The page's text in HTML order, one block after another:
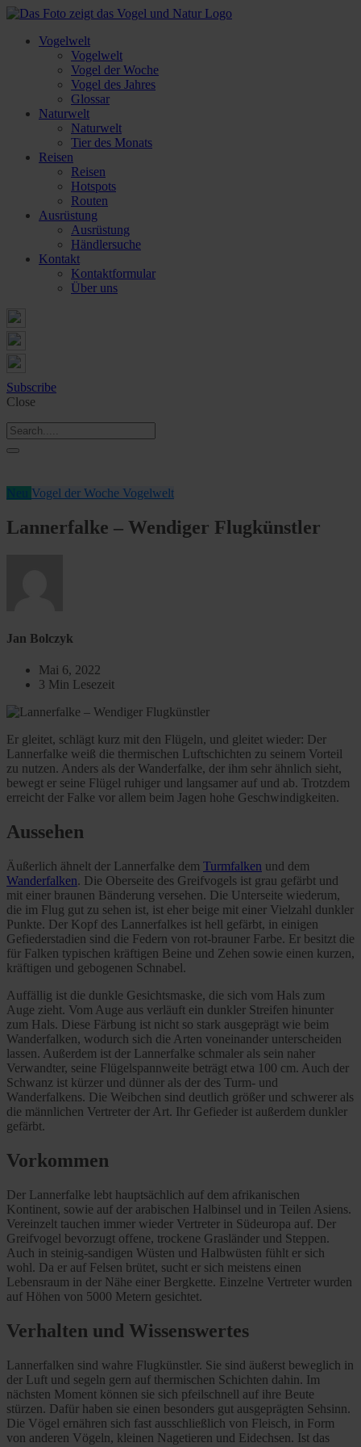
Vogelwelt
Vogelwelt
Vogel der Woche
Vogel des Jahres
Glossar
Naturwelt
Naturwelt
Tier des Monats
Reisen
Reisen
Hotspots
Routen
Ausrüstung
Ausrüstung
Händlersuche
Kontakt
Kontaktformular
Über uns
Subscribe
Close
Vogel der Woche Vogelwelt
Lannerfalke – Wendiger Flugkünstler
Jan Bolczyk
Mai 6, 2022
3 Min Lesezeit
Er gleitet, schlägt kurz mit den Flügeln, und gleitet wieder: Der
Lannerfalke weiß die thermischen Luftschichten zu seinem Vorteil
zu nutzen. Anders als der Wanderfalke, der ihm sehr ähnlich sieht,
bewegt er seine Flügel ruhiger und langsamer auf und ab. Trotzdem
erreicht der Falke vor allem beim Jagen hohe Geschwindigkeiten.
Aussehen
Äußerlich ähnelt der Lannerfalke dem Turmfalken und dem
Wanderfalken. Die Oberseite des Greifvogels ist grau gefärbt und
mit einer braunen Bänderung versehen. Die Unterseite wiederum,
die im Flug gut zu sehen ist, ist eher beige mit einer Vielzahl dunkler
Punkte. Der Kopf des Lannerfalkes ist hell gefärbt, in einigen
Gefiederstadien sind die Federn von rot-brauner Farbe. Er besitzt die
für Falken typischen kräftigen Beine und Zehen sowie einen kurzen,
kräftigen und gebogenen Schnabel.
Auffällig ist die dunkle Gesichtsmaske, die sich vom Hals zum
Auge zieht. Vom Auge aus verläuft ein dunkler Streifen hinunter
zum Hals. Diese Färbung ist nicht so stark ausgeprägt wie beim
Wanderfalken, wodurch sich die Arten voneinander unterscheiden
lassen. Außerdem ist der Lannerfalke schmaler als sein naher
Verwandter, seine Flügelspannweite beträgt etwa 100 cm. Auch der
Schwanz ist kürzer und dünner als der des Turm- und
Wanderfalkens. Die Weibchen sind deutlich größer und schwerer als
die männlichen Vertreter der Art. Ihr Gefieder ist außerdem dunkler
gefärbt.
Vorkommen
Der Lannerfalke lebt hauptsächlich auf dem afrikanischen
Kontinent, sowie auf der arabischen Halbinsel und in Teilen Asiens.
Vereinzelt tauchen immer wieder Vertreter in Südeuropa auf. Der
Greifvogel bevorzugt offene, trockene Grasländer und Steppen.
Auch in steinig-sandigen Wüsten und Halbwüsten fühlt er sich
wohl. Da er auf Felsen brütet, sucht er sich meistens einen
Lebensraum in der Nähe einer Bergkette. Einzelne Vertreter wurden
auf Höhen von 5000 Metern gesichtet.
Verhalten und Wissenswertes
Lannerfalken sind wahre Flugkünstler. Sie sind äußerst beweglich in
der Luft und segeln gern auf thermischen Schichten dahin. Im
nächsten Moment können sie sich pfeilschnell auf ihre Beute
stürzen. Dafür haben sie einen besonders gut ausgeprägten Sehsinn.
Die Vögel ernähren sich fast ausschließlich von Fleisch, in Form
von anderen Vögeln, kleinen Nagetieren und Eidechsen. Ist das